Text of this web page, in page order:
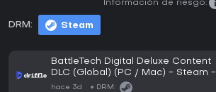
DRM: Steam
Información de riesgo:
BattleTech Digital Deluxe Content
DLC (Global) (PC / Mac) - Steam -
Digital Key
hace 3d DRM: